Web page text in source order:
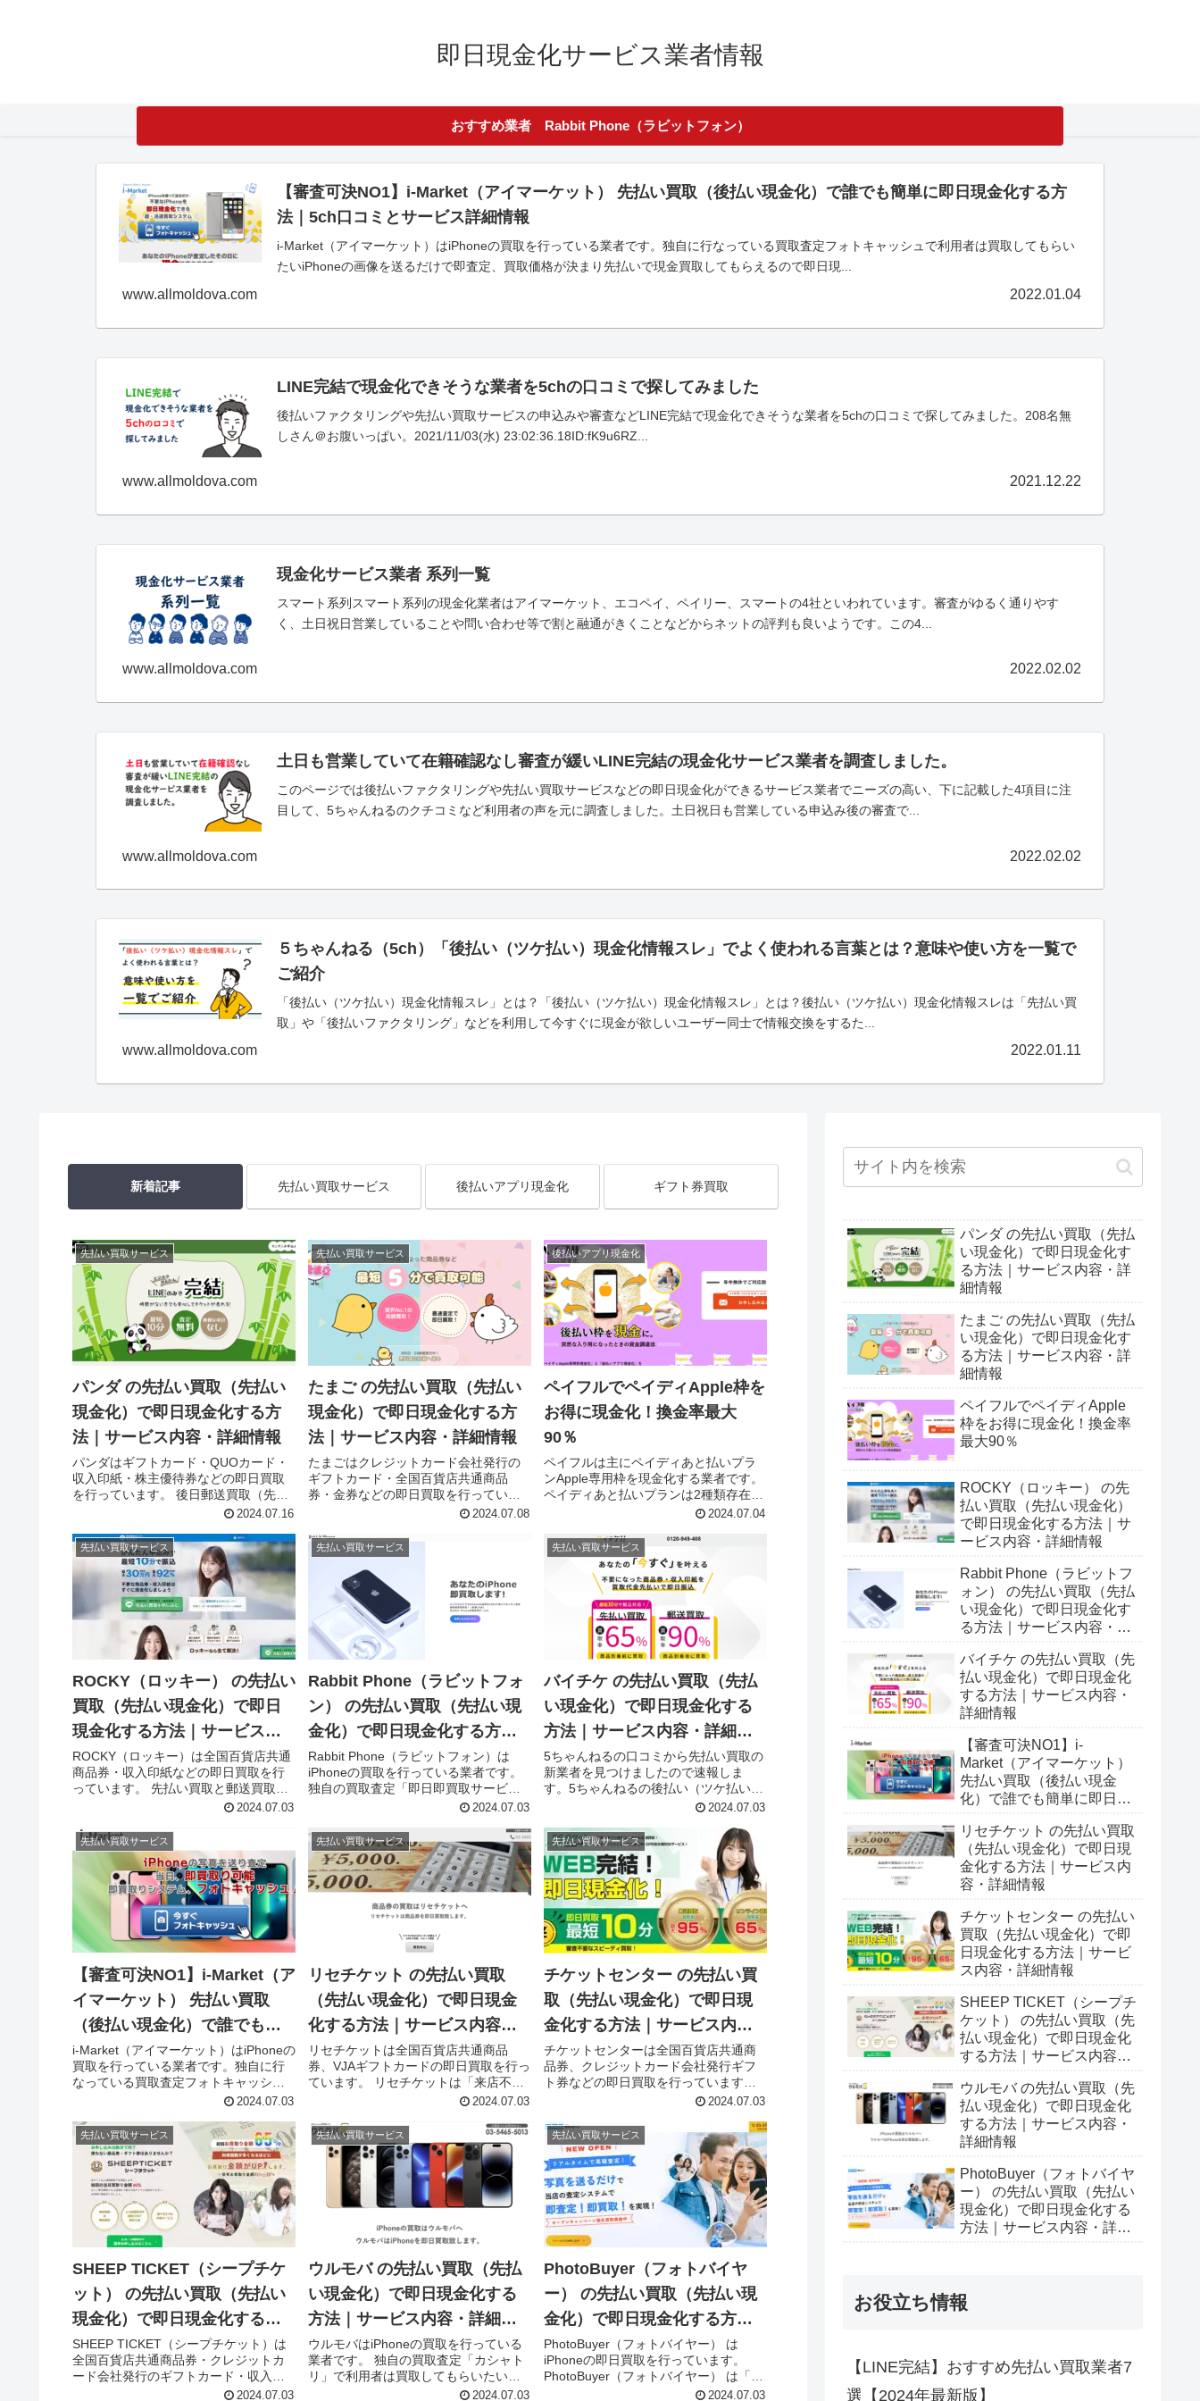
即日現金化サービス業者情報
おすすめ業者 Rabbit Phone（ラビットフォン）
【審査可決NO1】i-Market（アイマーケット） 先払い買取（後払い現金化）で誰でも簡単に即日現金化する方
法｜5ch口コミとサービス詳細情報
i-Market（アイマーケット）はiPhoneの買取を行っている業者です。独自に行なっている買取査定フォトキャッシュで利用者は買取してもらい
たいiPhoneの画像を送るだけで即査定、買取価格が決まり先払いで現金買取してもらえるので即日現...
www.allmoldova.com 2022.01.04
LINE完結で現金化できそうな業者を5chの口コミで探してみました
後払いファクタリングや先払い買取サービスの申込みや審査などLINE完結で現金化できそうな業者を5chの口コミで探してみました。208名無
しさん＠お腹いっぱい。2021/11/03(水) 23:02:36.18ID:fK9u6RZ...
www.allmoldova.com 2021.12.22
現金化サービス業者 系列一覧
スマート系列スマート系列の現金化業者はアイマーケット、エコペイ、ペイリー、スマートの4社といわれています。審査がゆるく通りやす
く、土日祝日営業していることや問い合わせ等で割と融通がきくことなどからネットの評判も良いようです。この4...
www.allmoldova.com 2022.02.02
土日も営業していて在籍確認なし審査が緩いLINE完結の現金化サービス業者を調査しました。
このページでは後払いファクタリングや先払い買取サービスなどの即日現金化ができるサービス業者でニーズの高い、下に記載した4項目に注
目して、5ちゃんねるのクチコミなど利用者の声を元に調査しました。土日祝日も営業している申込み後の審査で...
www.allmoldova.com 2022.02.02
５ちゃんねる（5ch）「後払い（ツケ払い）現金化情報スレ」でよく使われる言葉とは？意味や使い方を一覧で
ご紹介
「後払い（ツケ払い）現金化情報スレ」とは？「後払い（ツケ払い）現金化情報スレ」とは？後払い（ツケ払い）現金化情報スレは「先払い買
取」や「後払いファクタリング」などを利用して今すぐに現金が欲しいユーザー同士で情報交換をするた...
www.allmoldova.com 2022.01.11
新着記事 先払い買取サービス 後払いアプリ現金化 ギフト券買取
先払い買取サービス
パンダ の先払い買取（先払い
現金化）で即日現金化する方
法｜サービス内容・詳細情報
パンダはギフトカード・QUOカード・
収入印紙・株主優待券などの即日買取
を行っています。 後日郵送買取（先払
い買取）と郵送査定プラン（郵送買
郵送買取（先払い買取）を利用する
と、即日中に現金化ができるサービス
を...
2024.07.16
先払い買取サービス
たまご の先払い買取（先払い
現金化）で即日現金化する方
法｜サービス内容・詳細情報
たまごはクレジットカード会社発行の
ギフトカード・全国百貨店共通商品
券・金券などの即日買取を行っていま
す。 先払い撮影査定プラン（先払い買
２つの買取プランがあり、先払い撮影
査定プラン（先払い買取）を利用する
2024.07.08
後払いアプリ現金化
ペイフルでペイディApple枠を
お得に現金化！換金率最大
90％
ペイフルは主にペイディあと払いプラ
ンApple専用枠を現金化する業者です。
ペイディあと払いプランは2種類存在し
ます。 ペイディあと払いプラン通常枠
事では、ペイフルを利用してペイディ
あと払いプランA...
2024.07.04
先払い買取サービス
ROCKY（ロッキー） の先払い
買取（先払い現金化）で即日
現金化する方法｜サービス内
容・詳細情報
ROCKY（ロッキー）は全国百貨店共通
商品券・収入印紙などの即日買取を行
っています。 先払い買取と郵送買取の
２つの買取プランがあり、先払い買取
るサービスを展開しています。 本記事
では、ROCKY（ロッキー）...
2024.07.03
先払い買取サービス
Rabbit Phone（ラビットフォ
ン） の先払い買取（先払い現
金化）で即日現金化する方法
｜サービス内容・詳細情報
Rabbit Phone（ラビットフォン）は
iPhoneの買取を行っている業者です。
独自の買取査定「即日即買取サービ
ス」で利用者は買取してもらいたい
価格が確定次第先払いで現金買取して
もらうことで即日...
2024.07.03
先払い買取サービス
バイチケ の先払い買取（先払
い現金化）で即日現金化する
方法｜サービス内容・詳細情
報
5ちゃんねるの口コミから先払い買取の
新業者を見つけましたので速報しま
す。5ちゃんねるの後払い（ツケ払い)
現金化情報スレ128の投稿を見ると、エ
払いファクタリング）の利用者に向け
てLINEなどからバイチケ（先...
2024.07.03
先払い買取サービス
【審査可決NO1】i-Market（ア
イマーケット） 先払い買取
（後払い現金化）で誰でも簡
単に即日現金化する方法｜5ch
口コミとサービス詳細情報
i-Market（アイマーケット）はiPhoneの
買取を行っている業者です。独自に行
なっている買取査定フォトキャッシュ
で利用者は買取してもらいたいiPhone
が決まり先払いで現金買取してもらえ
るので即日現金...
2024.07.03
先払い買取サービス
リセチケット の先払い買取
（先払い現金化）で即日現金
化する方法｜サービス内容・
詳細情報
リセチケットは全国百貨店共通商品
券、VJAギフトカードの即日買取を行っ
ています。 リセチケットは「来店不要
買取（先払い買取）」「郵送買取」の2
取（先払い買取）」は即日最短15分で
の現金化が可能なサービスです...
2024.07.03
先払い買取サービス
チケットセンター の先払い買
取（先払い現金化）で即日現
金化する方法｜サービス内
容・詳細情報
チケットセンターは全国百貨店共通商
品券、クレジットカード会社発行ギフ
ト券などの即日買取を行っています。
チケットセンターは「オンライン買取
買取プランがあり、「オンライン買取
（先払い買取）」は即日での現金化...
2024.07.03
先払い買取サービス
SHEEP TICKET（シープチケ
ット） の先払い買取（先払い
現金化）で即日現金化する方
法｜サービス内容・詳細情報
SHEEP TICKET（シープチケット）は
全国百貨店共通商品券・クレジットカ
ード会社発行のギフトカード・収入印
紙・切手などの即日買取を行っていま
2024.07.03
先払い買取サービス
ウルモバ の先払い買取（先払
い現金化）で即日現金化する
方法｜サービス内容・詳細情
報
ウルモバはiPhoneの買取を行っている
業者です。 独自の買取査定「カシャト
リ」で利用者は買取してもらいたい
iPhoneの写真を送ります。査定と買取
2024.07.03
先払い買取サービス
PhotoBuyer（フォトバイヤ
ー） の先払い買取（先払い現
金化）で即日現金化する方法
｜サービス内容・詳細情報
PhotoBuyer（フォトバイヤー） は
iPhoneの即日買取を行っています。
PhotoBuyer（フォトバイヤー） は「オ
ンライン買取（先払い買取）」と「郵
2024.07.03
パンダ の先払い買取（先払
い現金化）で即日現金化す
る方法｜サービス内容・詳
細情報
たまご の先払い買取（先払
い現金化）で即日現金化す
る方法｜サービス内容・詳
細情報
ペイフルでペイディApple
枠をお得に現金化！換金率
最大90％
ROCKY（ロッキー） の先
払い買取（先払い現金化）
で即日現金化する方法｜サ
ービス内容・詳細情報
Rabbit Phone（ラビットフ
ォン） の先払い買取（先払
い現金化）で即日現金化す
る方法｜サービス内容・詳
バイチケ の先払い買取（先
払い現金化）で即日現金化
する方法｜サービス内容・
詳細情報
【審査可決NO1】i-
Market（アイマーケット）
先払い買取（後払い現金
化）で誰でも簡単に即日現
とサービス詳細情報
リセチケット の先払い買取
（先払い現金化）で即日現
金化する方法｜サービス内
容・詳細情報
チケットセンター の先払い
買取（先払い現金化）で即
日現金化する方法｜サービ
ス内容・詳細情報
SHEEP TICKET（シープチ
ケット） の先払い買取（先
払い現金化）で即日現金化
する方法｜サービス内容・
ウルモバ の先払い買取（先
払い現金化）で即日現金化
する方法｜サービス内容・
詳細情報
PhotoBuyer（フォトバイヤ
ー） の先払い買取（先払い
現金化）で即日現金化する
方法｜サービス内容・詳細
お役立ち情報
【LINE完結】おすすめ先払い買取業者7
選【2024年最新版】